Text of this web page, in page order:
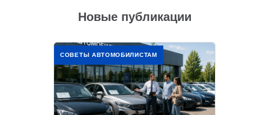
Новые публикации
СОВЕТЫ АВТОМОБИЛИСТАМ